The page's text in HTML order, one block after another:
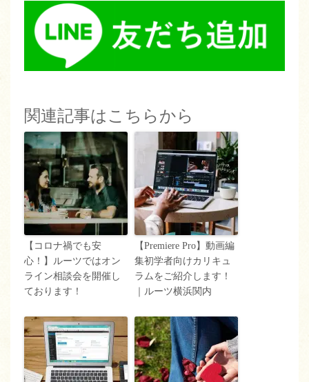
関連記事はこちらから
【コロナ禍でも安
心！】ルーツではオン
ライン相談会を開催し
ております！
【Premiere Pro】動画編
集初学者向けカリキュ
ラムをご紹介します！
｜ルーツ横浜関内